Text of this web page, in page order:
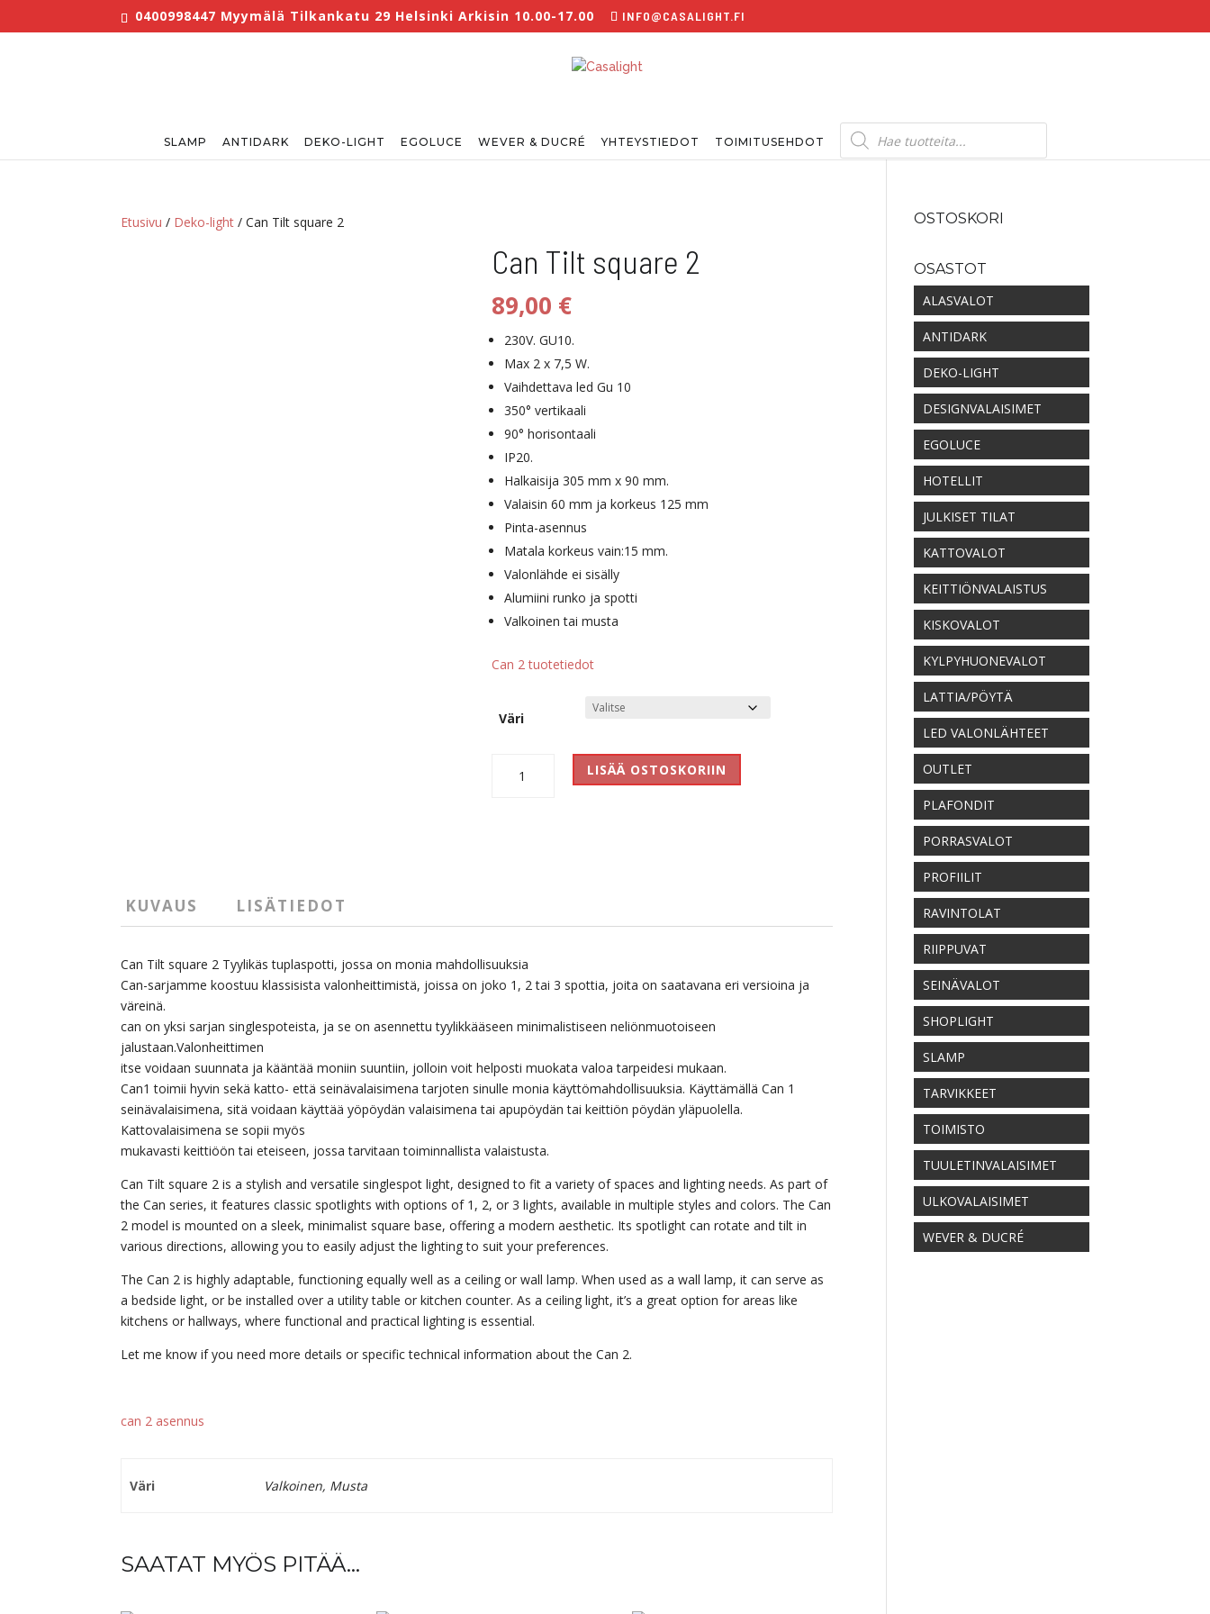
0400998447 Myymälä Tilkankatu 29 Helsinki Arkisin 10.00-17.00 INFO@CASALIGHT.FI
SLAMP ANTIDARK DEKO-LIGHT EGOLUCE WEVER & DUCRÉ YHTEYSTIEDOT TOIMITUSEHDOT
Products
search
Etusivu / Deko-light / Can Tilt square 2
Can Tilt square 2
89,00 €
230V. GU10.
Max 2 x 7,5 W.
Vaihdettava led Gu 10
350° vertikaali
90° horisontaali
IP20.
Halkaisija 305 mm x 90 mm.
Valaisin 60 mm ja korkeus 125 mm
Pinta-asennus
Matala korkeus vain:15 mm.
Valonlähde ei sisälly
Alumiini runko ja spotti
Valkoinen tai musta
Can 2 tuotetiedot
Väri
LISÄÄ OSTOSKORIIN
KUVAUS LISÄTIEDOT
Can Tilt square 2 Tyylikäs tuplaspotti, jossa on monia mahdollisuuksia
Can-sarjamme koostuu klassisista valonheittimistä, joissa on joko 1, 2 tai 3 spottia, joita on saatavana eri versioina ja
väreinä.
can on yksi sarjan singlespoteista, ja se on asennettu tyylikkääseen minimalistiseen neliönmuotoiseen
jalustaan.Valonheittimen
itse voidaan suunnata ja kääntää moniin suuntiin, jolloin voit helposti muokata valoa tarpeidesi mukaan.
Can1 toimii hyvin sekä katto- että seinävalaisimena tarjoten sinulle monia käyttömahdollisuuksia. Käyttämällä Can 1
seinävalaisimena, sitä voidaan käyttää yöpöydän valaisimena tai apupöydän tai keittiön pöydän yläpuolella.
Kattovalaisimena se sopii myös
mukavasti keittiöön tai eteiseen, jossa tarvitaan toiminnallista valaistusta.
Can Tilt square 2 is a stylish and versatile singlespot light, designed to fit a variety of spaces and lighting needs. As part of
the Can series, it features classic spotlights with options of 1, 2, or 3 lights, available in multiple styles and colors. The Can
2 model is mounted on a sleek, minimalist square base, offering a modern aesthetic. Its spotlight can rotate and tilt in
various directions, allowing you to easily adjust the lighting to suit your preferences.
The Can 2 is highly adaptable, functioning equally well as a ceiling or wall lamp. When used as a wall lamp, it can serve as
a bedside light, or be installed over a utility table or kitchen counter. As a ceiling light, it’s a great option for areas like
kitchens or hallways, where functional and practical lighting is essential.
Let me know if you need more details or specific technical information about the Can 2.
can 2 asennus
Väri Valkoinen, Musta
SAATAT MYÖS PITÄÄ...
OSTOSKORI
OSASTOT
ALASVALOT
ANTIDARK
DEKO-LIGHT
DESIGNVALAISIMET
EGOLUCE
HOTELLIT
JULKISET TILAT
KATTOVALOT
KEITTIÖNVALAISTUS
KISKOVALOT
KYLPYHUONEVALOT
LATTIA/PÖYTÄ
LED VALONLÄHTEET
OUTLET
PLAFONDIT
PORRASVALOT
PROFIILIT
RAVINTOLAT
RIIPPUVAT
SEINÄVALOT
SHOPLIGHT
SLAMP
TARVIKKEET
TOIMISTO
TUULETINVALAISIMET
ULKOVALAISIMET
WEVER & DUCRÉ